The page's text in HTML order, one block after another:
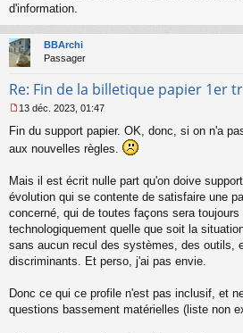
s
a
g
e
o
l
u
d'information.
BBArchi
Passager
Re: Fin de la billetique papier 1er
e
s
g
e
n
o
l
u
13 déc. 2023, 01:47
Fin du support papier. OK, donc, si on n'a
aux nouvelles règles.
Mais il est écrit nulle part qu'on doive
évolution qui se contente de satisfaire une
concerné, qui de toutes façons sera
technologiquement quelle que soit la
sans aucun recul des systèmes, des outils,
discriminants. Et perso, j'ai pas envie.
Donc ce qui ce profile n'est pas inclusif, et
questions bassement matérielles (liste non